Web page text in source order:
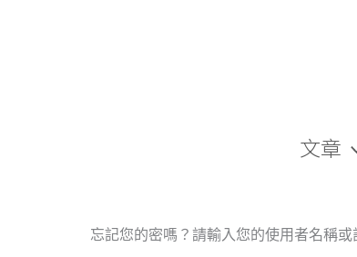
文章
忘記您的密嗎？請輸入您的使用者名稱